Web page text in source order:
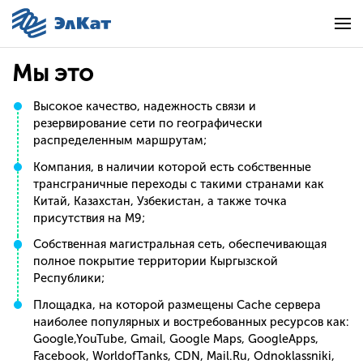
Мы это
Высокое качество, надежность связи и
резервирование сети по географически
распределенным маршрутам;
Компания, в наличии которой есть собственные
трансграничные переходы с такими странами как
Китай, Казахстан, Узбекистан, а также точка
присутствия на М9;
Собственная магистральная сеть, обеспечивающая
полное покрытие территории Кыргызской
Республики;
Площадка, на которой размещены Cache сервера
наиболее популярных и востребованных ресурсов как:
Google,YouTube, Gmail, Google Maps, GoogleApps,
Facebook, WorldofTanks, CDN, Mail.Ru, Odnoklassniki,